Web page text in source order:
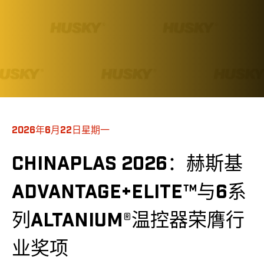
2026年6月22日星期一
CHINAPLAS 2026：赫斯基
ADVANTAGE+ELITE™与6系
列ALTANIUM®温控器荣膺行
业奖项